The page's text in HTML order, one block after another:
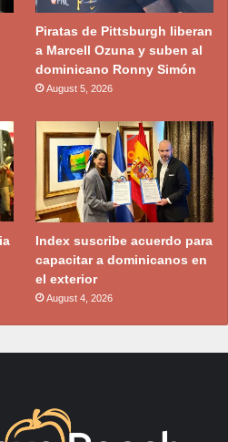
Piratas de Pittsburgh liberan
a Marcell Ozuna y suben al
dominicano Ronny Simón
August 5, 2026
Index suscribe acuerdo para
capacitar a dominicanos en
el exterior
August 4, 2026